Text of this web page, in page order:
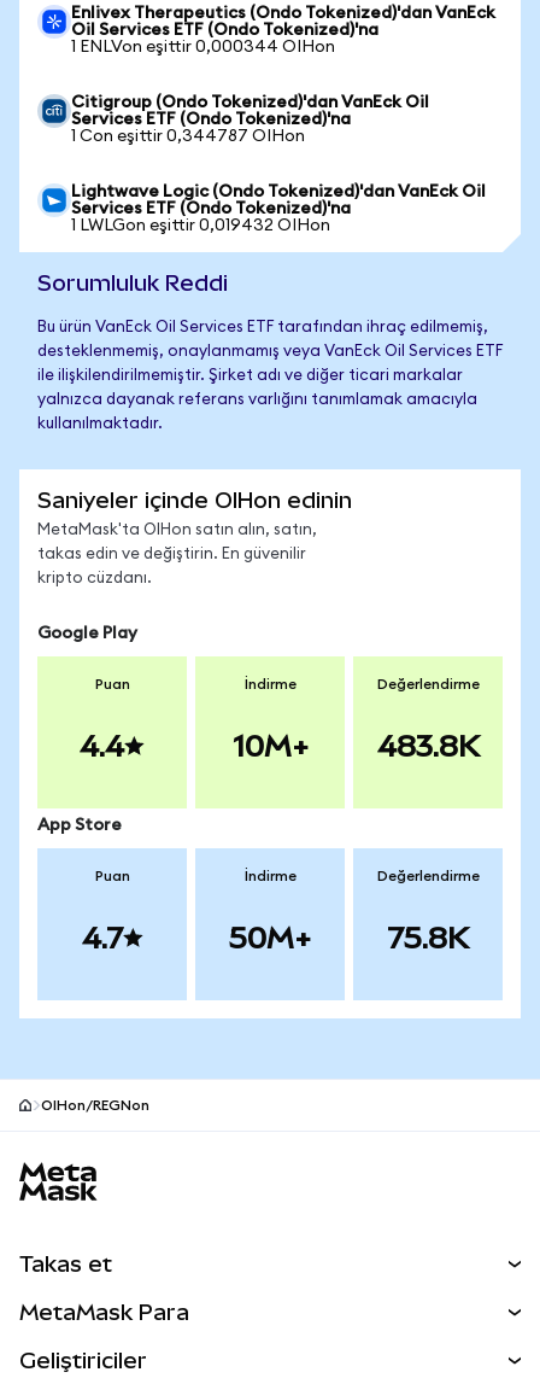
Enlivex Therapeutics (Ondo Tokenized)'dan VanEck
Oil Services ETF (Ondo Tokenized)'na
1 ENLVon eşittir 0,000344 OIHon
Citigroup (Ondo Tokenized)'dan VanEck Oil
Services ETF (Ondo Tokenized)'na
1 Con eşittir 0,344787 OIHon
Lightwave Logic (Ondo Tokenized)'dan VanEck Oil
Services ETF (Ondo Tokenized)'na
1 LWLGon eşittir 0,019432 OIHon
Sorumluluk Reddi
Bu ürün VanEck Oil Services ETF tarafından ihraç edilmemiş,
desteklenmemiş, onaylanmamış veya VanEck Oil Services ETF
ile ilişkilendirilmemiştir. Şirket adı ve diğer ticari markalar
yalnızca dayanak referans varlığını tanımlamak amacıyla
kullanılmaktadır.
Saniyeler içinde OIHon edinin
MetaMask'ta OIHon satın alın, satın,
takas edin ve değiştirin. En güvenilir
kripto cüzdanı.
Google Play
Puan
4.4
İndirme
10M+
Değerlendirme
483.8K
App Store
Puan
4.7
İndirme
50M+
Değerlendirme
75.8K
OIHon/REGNon
Takas et
MetaMask Para
Geliştiriciler